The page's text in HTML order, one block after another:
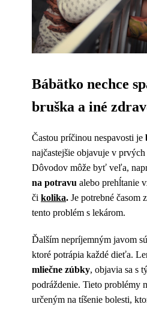
Bábätko nechce
bruška a iné
Častou príčinou nespavosti je
najčastejšie objavuje v
Dôvodov môže byť veľa,
na potravu alebo prehĺtanie
či kolika. Je potrebné
tento problém s lekárom.
Ďalším nepríjemným javom sú
ktoré potrápia každé dieťa.
mliečne zúbky, objavia sa s
podráždenie. Tieto problémy
určeným na tíšenie bolesti,